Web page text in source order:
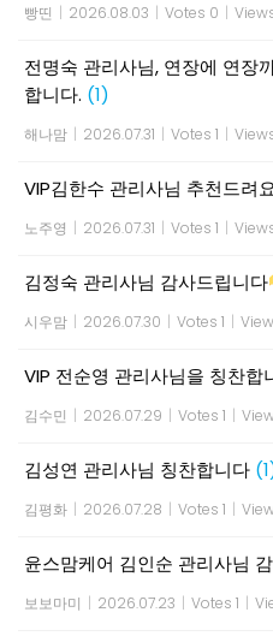
빵띤 | 2026.08.03 | Votes 0 |
전명숙 관리사님, 연장에 연장
합니다. (1)
해나맘 | 2026.07.31 | Votes 1 |
VIP김한수 관리사님 추천드려
노주영 | 2026.07.31 | Votes 1 |
김정숙 관리사님 감사드립니다
시우맘 | 2026.07.30 | Votes 1 |
VIP 전순영 관리사님을 칭찬합
김수민 | 2026.07.29 | Votes 1 |
김성연 관리사님 칭찬합니다
김평화 | 2026.07.28 | Votes 1 |
윤스맘케어 김인순 관리사님
보보마미 | 2026.07.23 | Votes 1 |